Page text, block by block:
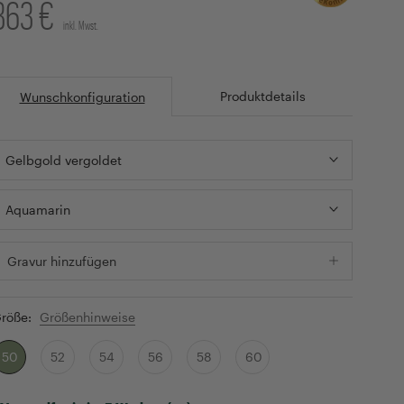
€ inkl. Mwst.
Wunschkonfiguration Produktdetails
Gelbgold vergoldet
Aquamarin
Gravur hinzufügen
Größenhinweise
50 52 54 56 58 60